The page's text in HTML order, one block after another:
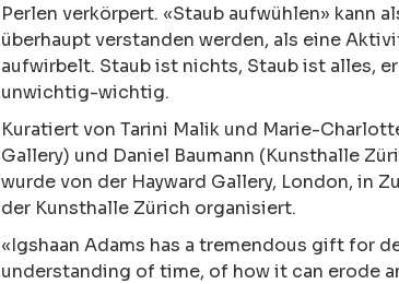
Perlen verkörpert. «Staub aufwühlen» kann
überhaupt verstanden werden, als eine
aufwirbelt. Staub ist nichts, Staub ist alles,
unwichtig-wichtig.
Kuratiert von Tarini Malik und Marie-
Gallery) und Daniel Baumann (Kunsthalle
wurde von der Hayward Gallery, London, in
der Kunsthalle Zürich organisiert.
«Igshaan Adams has a tremendous gift for
understanding of time, of how it can erode